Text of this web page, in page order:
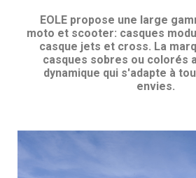
EOLE propose une large
moto et scooter: casques
casque jets et cross. La
casques sobres ou colorés
dynamique qui s'adapte à
envies.